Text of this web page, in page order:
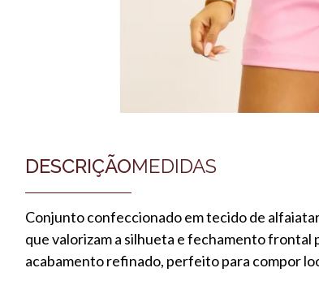
DESCRIÇÃOMEDIDAS
Conjunto confeccionado em tecido de
que valorizam a silhueta e fechamento
acabamento refinado, perfeito para compor